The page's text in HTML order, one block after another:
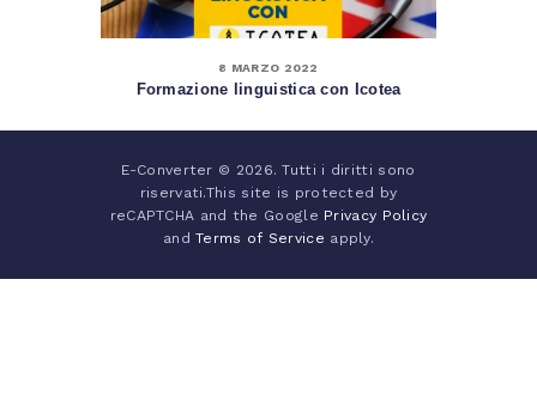
8 MARZO 2022
Formazione linguistica con Icotea
E-Converter © 2026. Tutti i diritti sono
riservati.This site is protected by
reCAPTCHA and the Google Privacy Policy
andTerms of Service apply.